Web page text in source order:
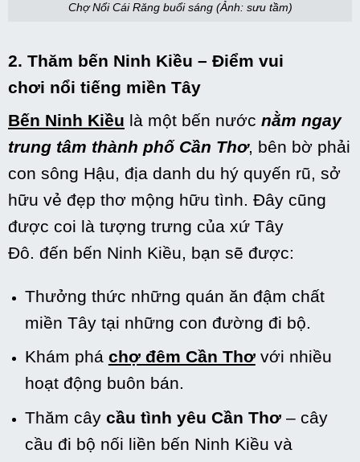
Chợ Nổi Cái Răng buổi sáng (Ảnh: sưu tầm)
2. Thăm bến Ninh Kiều – Điểm vui
chơi nổi tiếng miền Tây
Bến Ninh Kiều là một bến nước nằm ngay
trung tâm thành phố Cần Thơ, bên bờ phải
con sông Hậu, địa danh du hý quyến rũ, sở
hữu vẻ đẹp thơ mộng hữu tình. Đây cũng
được coi là tượng trưng của xứ Tây
Đô. đến bến Ninh Kiều, bạn sẽ được:
Thưởng thức những quán ăn đậm chất
miền Tây tại những con đường đi bộ.
Khám phá chợ đêm Cần Thơ với nhiều
hoạt động buôn bán.
Thăm cây cầu tình yêu Cần Thơ– cây
cầu đi bộ nối liền bến Ninh Kiều và